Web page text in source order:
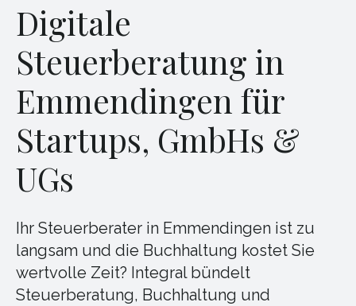
Digitale
Steuerberatung in
Emmendingen für
Startups, GmbHs &
UGs
Ihr Steuerberater in Emmendingen ist zu
langsam und die Buchhaltung kostet Sie
wertvolle Zeit? Integral bündelt
Steuerberatung, Buchhaltung und